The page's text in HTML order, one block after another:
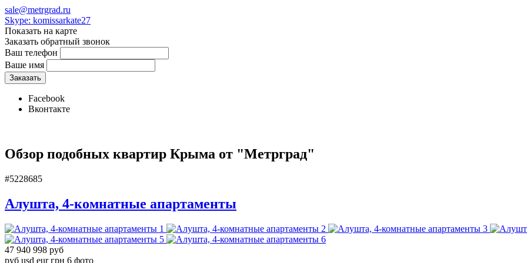
sale@metrgrad.ru
Skype: komissarkate27
Показать на карте
Заказать обратный звонок
Ваш телефон
Ваше имя
Facebook
Вконтакте
Обзор подобных квартир Крыма от "Метрград"
#5228685
Алушта, 4-комнатные апартаменты
1 2
3
5
6
47 940 998 руб
руб usd eur грн 6 фото